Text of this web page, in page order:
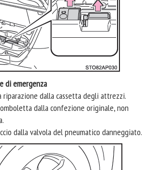
di emergenza
riparazione dalla cassetta degli attrezzi.
dalla confezione originale, non
dalla valvola del pneumatico danneggiato.